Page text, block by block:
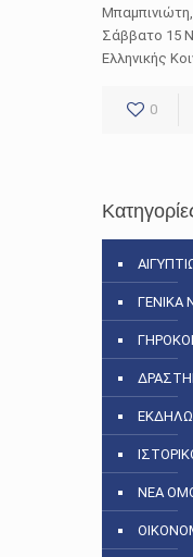
Σάββατο 15
Ελληνικής
0
ΓΕΝΙΚΑ
ΝΕΑ